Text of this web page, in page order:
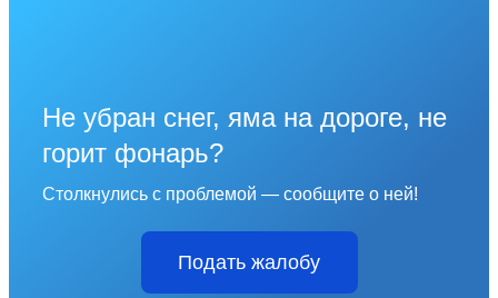
Не убран снег, яма на дороге, не
горит фонарь?
Столкнулись с проблемой — сообщите о ней!
Подать жалобу